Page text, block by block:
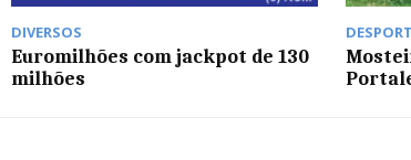
DIVERSOS
Euromilhões com jackpot de 130
milhões